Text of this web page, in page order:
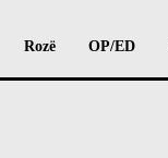
Rozë OP/ED